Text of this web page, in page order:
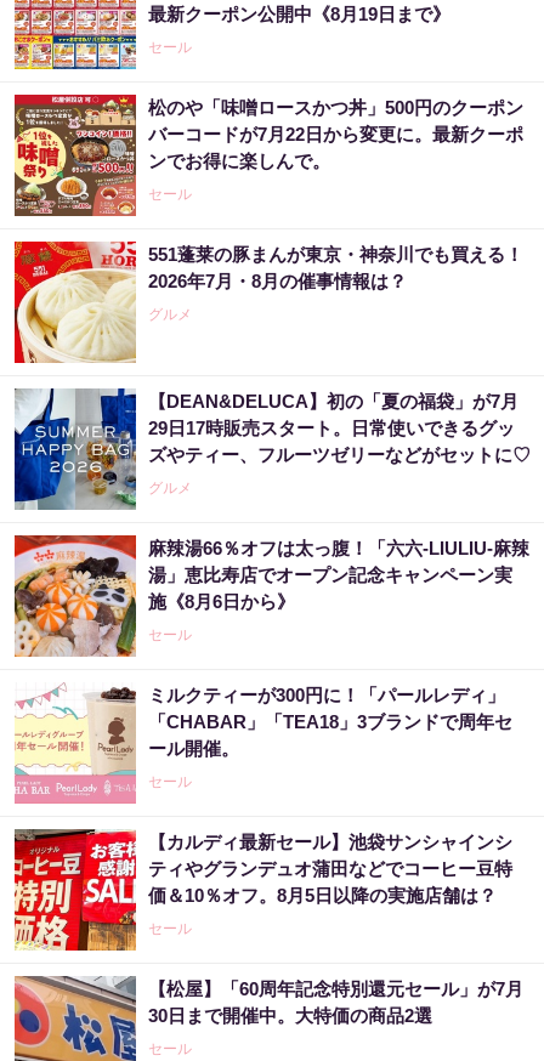
最新クーポン公開中《8月19日まで》
セール
松のや「味噌ロースかつ丼」500円のクーポン
バーコードが7月22日から変更に。最新クーポ
ンでお得に楽しんで。
セール
551蓬莱の豚まんが東京・神奈川でも買える！
2026年7月・8月の催事情報は？
グルメ
【DEAN&DELUCA】初の「夏の福袋」が7月
29日17時販売スタート。日常使いできるグッ
ズやティー、フルーツゼリーなどがセットに♡
グルメ
麻辣湯66％オフは太っ腹！「六六-LIULIU-麻辣
湯」恵比寿店でオープン記念キャンペーン実
施《8月6日から》
セール
ミルクティーが300円に！「パールレディ」
「CHABAR」「TEA18」3ブランドで周年セ
ール開催。
セール
【カルディ最新セール】池袋サンシャインシ
ティやグランデュオ蒲田などでコーヒー豆特
価＆10％オフ。8月5日以降の実施店舗は？
セール
【松屋】「60周年記念特別還元セール」が7月
30日まで開催中。大特価の商品2選
セール